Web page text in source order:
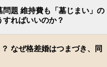
題 維持費も「墓じまい」の
ればいいのか？
なぜ格差婚はつまづき、同